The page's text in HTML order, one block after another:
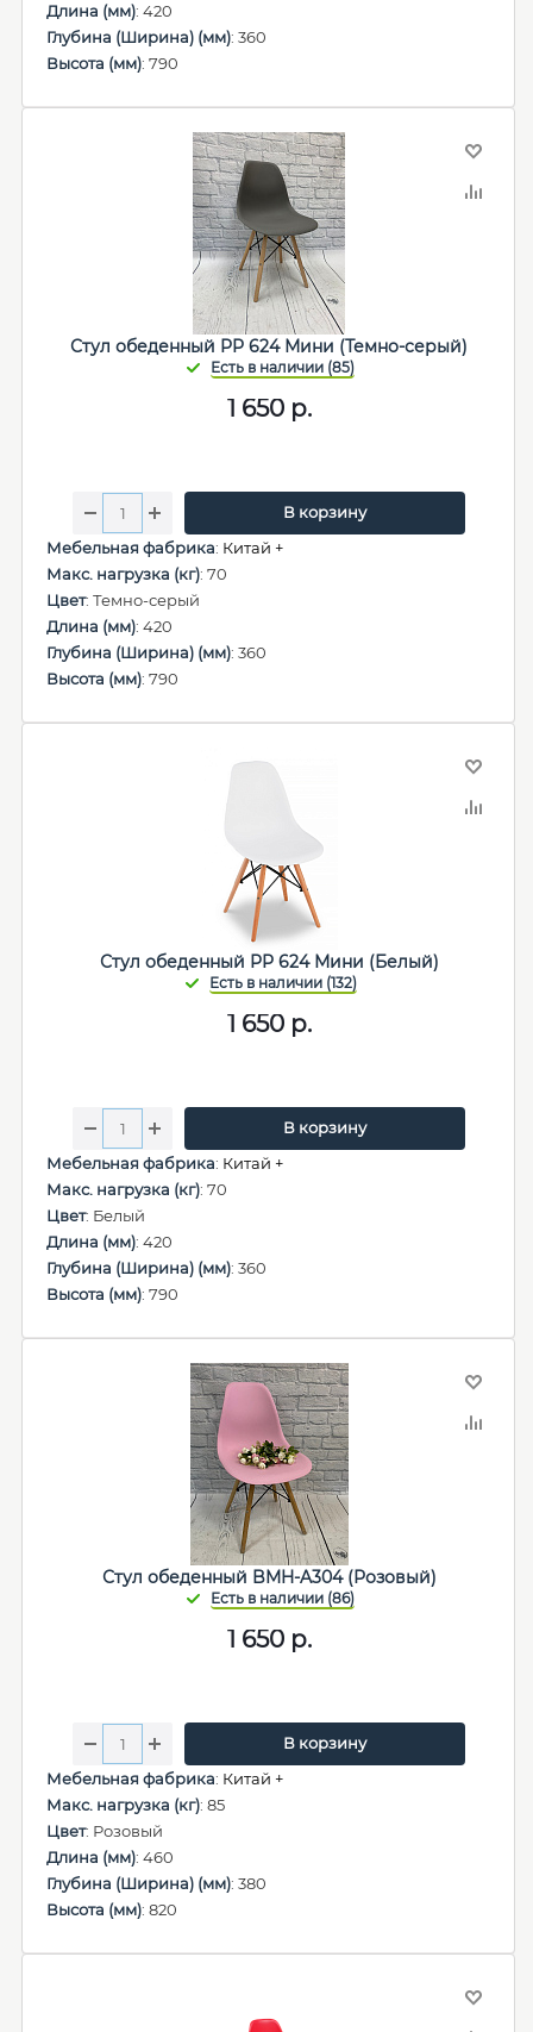
Длина (мм): 420
Глубина (Ширина) (мм): 360
Высота (мм): 790
Стул обеденный PP 624 Мини (Темно-серый)
1 650р.
В корзину
Мебельная фабрика: Китай +
Макс. нагрузка (кг): 70
Цвет: Темно-серый
Длина (мм): 420
Глубина (Ширина) (мм): 360
Высота (мм): 790
Стул обеденный PP 624 Мини (Белый)
1 650р.
В корзину
Мебельная фабрика: Китай +
Макс. нагрузка (кг): 70
Цвет: Белый
Длина (мм): 420
Глубина (Ширина) (мм): 360
Высота (мм): 790
Стул обеденный BMH-A304 (Розовый)
1 650р.
В корзину
Мебельная фабрика: Китай +
Макс. нагрузка (кг): 85
Цвет: Розовый
Длина (мм): 460
Глубина (Ширина) (мм): 380
Высота (мм): 820